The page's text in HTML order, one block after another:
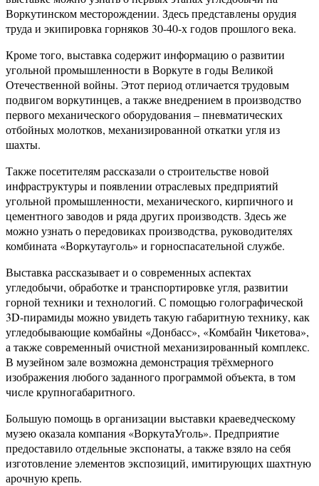
Воркутинском месторождении. Здесь представлены орудия
труда и экипировка горняков 30-40-х годов прошлого века.
Кроме того, выставка содержит информацию о развитии
угольной промышленности в Воркуте в годы Великой
Отечественной войны. Этот период отличается трудовым
подвигом воркутинцев, а также внедрением в производство
первого механического оборудования – пневматических
отбойных молотков, механизированной откатки угля из
шахты.
Также посетителям рассказали о строительстве новой
инфраструктуры и появлении отраслевых предприятий
угольной промышленности, механического, кирпичного и
цементного заводов и ряда других производств. Здесь же
можно узнать о передовиках производства, руководителях
комбината «Воркутауголь» и горноспасательной службе.
Выставка рассказывает и о современных аспектах
угледобычи, обработке и транспортировке угля, развитии
горной техники и технологий. С помощью голографической
3D-пирамиды можно увидеть такую габаритную технику, как
угледобывающие комбайны «Донбасс», «Комбайн Чикетова»,
а также современный очистной механизированный комплекс.
В музейном зале возможна демонстрация трёхмерного
изображения любого заданного программой объекта, в том
числе крупногабаритного.
Большую помощь в организации выставки краеведческому
музею оказала компания «ВоркутаУголь». Предприятие
предоставило отдельные экспонаты, а также взяло на себя
изготовление элементов экспозиций, имитирующих шахтную
арочную крепь.